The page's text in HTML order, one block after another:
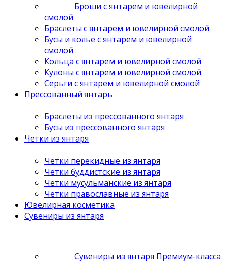
Броши с янтарем и ювелирной
смолой
Браслеты с янтарем и ювелирной смолой
Бусы и колье с янтарем и ювелирной
смолой
Кольца с янтарем и ювелирной смолой
Кулоны с янтарем и ювелирной смолой
Серьги с янтарем и ювелирной смолой
Прессованный янтарь
Браслеты из прессованного янтаря
Бусы из прессованного янтаря
Четки из янтаря
Четки перекидные из янтаря
Четки буддистские из янтаря
Четки мусульманские из янтаря
Четки православные из янтаря
Ювелирная косметика
Сувениры из янтаря
Сувениры из янтаря Премиум-класса